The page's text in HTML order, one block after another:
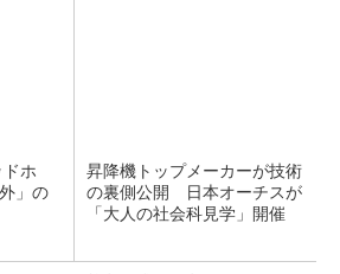
ホ
」の
昇降機トップメーカーが技術
の裏側公開 日本オーチスが
「大人の社会科見学」開催